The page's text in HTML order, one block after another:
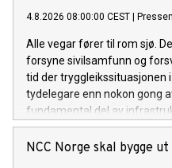
4.8.2026 08:00:00 CEST
Alle vegar fører til rom sjø.
forsyne sivilsamfunn og
tid der tryggleikssituasjonen
tydelegare enn nokon gong
fundamental del av
Det gjeld i fredstid, i kriser
NCC Norge skal bygge